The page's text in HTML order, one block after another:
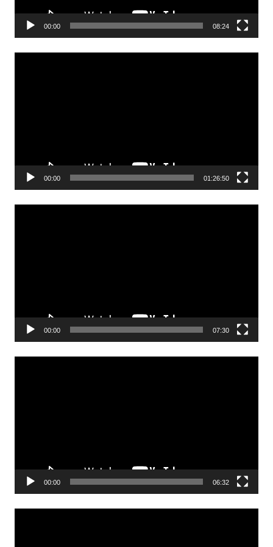
00:00 08:24
Odtwarzacz
00:00 01:26:50
Odtwarzacz
00:00 07:30
Odtwarzacz
00:00 06:32
Odtwarzacz